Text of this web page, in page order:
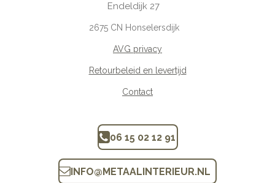
Endeldijk 27
2675 CN Honselersdijk
AVG privacy
Retourbeleid en levertijd
Contact
06 15 02 12 91
INFO@METAALINTERIEUR.NL